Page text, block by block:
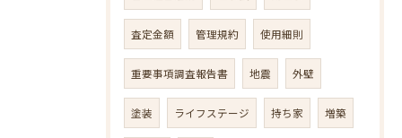
査定金額 管理規約 使用細則
重要事項調査報告書 地震 外壁
塗装 ライフステージ 持ち家 増築